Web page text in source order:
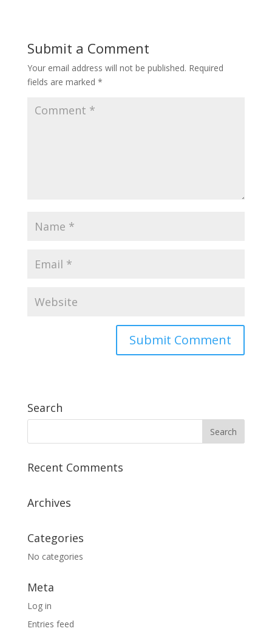
Submit a Comment
Your email address will not be published. Required
fields are marked *
Search
Recent Comments
Archives
Categories
No categories
Meta
Log in
Entries feed